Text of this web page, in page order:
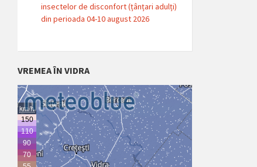
insectelor de disconfort (țânțari adulți)
din perioada 04-10 august 2026
VREMEA ÎN VIDRA